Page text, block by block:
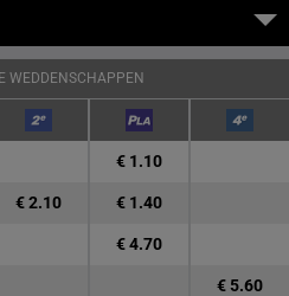
WEDDENSCHAPPEN
€ 1.10
€ 2.10 € 1.40
€ 4.70
€ 5.60